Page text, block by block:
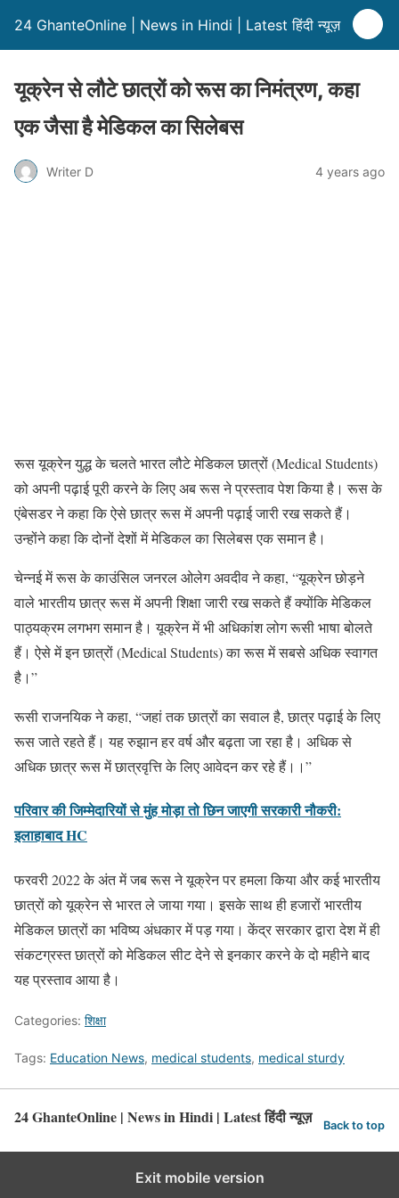
24 GhanteOnline | News in Hindi | Latest हिंदी न्यूज़
यूक्रेन से लौटे छात्रों को रूस का निमंत्रण, कहा
एक जैसा है मेडिकल का सिलेबस
Writer D 4 years ago
रूस यूक्रेन युद्ध के चलते भारत लौटे मेडिकल छात्रों (Medical Students)
को अपनी पढ़ाई पूरी करने के लिए अब रूस ने प्रस्ताव पेश किया है। रूस के
एंबेसडर ने कहा कि ऐसे छात्र रूस में अपनी पढ़ाई जारी रख सकते हैं।
उन्‍होंने कहा कि दोनों देशों में मेडिकल का सिलेबस एक समान है।
चेन्नई में रूस के काउंसिल जनरल ओलेग अवदीव ने कहा, “यूक्रेन छोड़ने
वाले भारतीय छात्र रूस में अपनी शिक्षा जारी रख सकते हैं क्योंकि मेडिकल
पाठ्यक्रम लगभग समान है। यूक्रेन में भी अधिकांश लोग रूसी भाषा बोलते
हैं। ऐसे में इन छात्रों (Medical Students) का रूस में सबसे अधिक स्वागत
है।”
रूसी राजनयिक ने कहा, “जहां तक छात्रों का सवाल है, छात्र पढ़ाई के लिए
रूस जाते रहते हैं। यह रुझान हर वर्ष और बढ़ता जा रहा है। अधिक से
अधिक छात्र रूस में छात्रवृत्ति के लिए आवेदन कर रहे हैं।।”
परिवार की जिम्मेदारियों से मुंह मोड़ा तो छिन जाएगी सरकारी नौकरी:
इलाहाबाद HC
फरवरी 2022 के अंत में जब रूस ने यूक्रेन पर हमला किया और कई भारतीय
छात्रों को यूक्रेन से भारत ले जाया गया। इसके साथ ही हजारों भारतीय
मेडिकल छात्रों का भविष्य अंधकार में पड़ गया। केंद्र सरकार द्वारा देश में ही
संकटग्रस्त छात्रों को मेडिकल सीट देने से इनकार करने के दो महीने बाद
यह प्रस्ताव आया है।
Categories: शिक्षा
Tags: Education News, medical students, medical sturdy
24 GhanteOnline | News in Hindi | Latest हिंदी न्यूज़ Back to top
Exit mobile version